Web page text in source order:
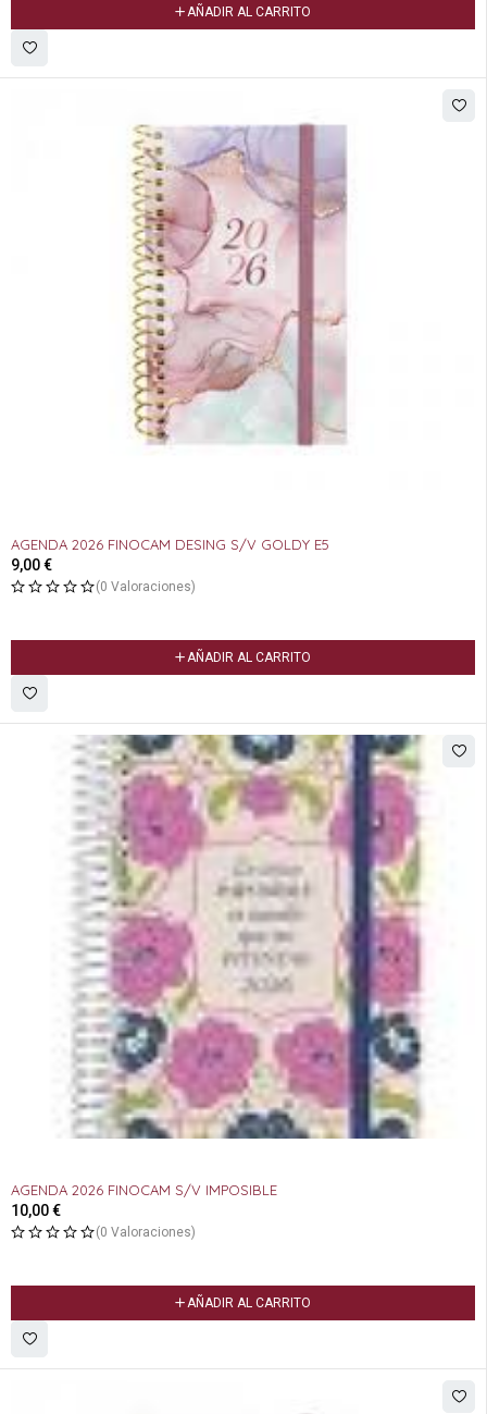
AÑADIR AL CARRITO
AGENDA 2026 FINOCAM DESING S/V GOLDY E5
9,00€
(0 Valoraciones)
AÑADIR AL CARRITO
AGENDA 2026 FINOCAM S/V IMPOSIBLE
10,00€
(0 Valoraciones)
AÑADIR AL CARRITO